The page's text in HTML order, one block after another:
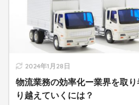
2024年1月28日
物流業務の効率化ー業界を取
り越えていくには？